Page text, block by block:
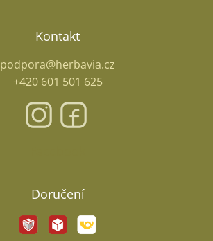
Kontakt
podpora@herbavia.cz
+420 601 501 625
Doručení